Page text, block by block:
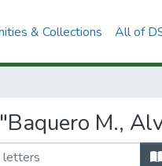
& Collections All of
M.,